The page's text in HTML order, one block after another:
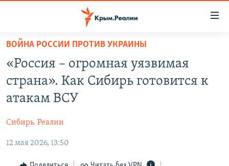
Вернуться
основному
содержанию
Вернутся
главной
навигации
Вернутся
11 ЛЕТ ОККУПАЦИИ КРЫМА. 11 ИСТОРИЙ СОПРОТИВЛЕНИЯ
ВОДА
ЕЩЕ
ИНТЕРАКТИВ
РАДІО СВОБОДА
ВОЙНА РОССИИ ПРОТИВ УКРАИНЫ
«Россия – огромная уязвимая
страна». Как Сибирь готовится к
атакам ВСУ
Сибирь. Реалии
12 мая 2026, 13:50